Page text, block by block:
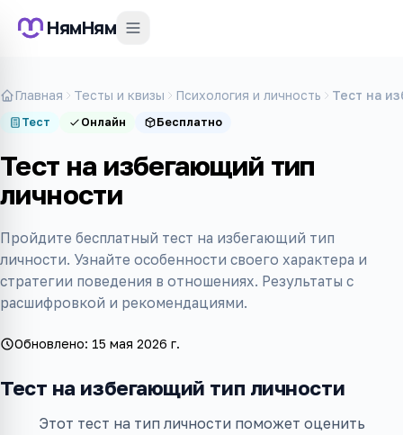
НямНям
Главная Тесты и квизы Психология и личность Тест на
Тест Онлайн Бесплатно
Тест на избегающий тип
личности
Пройдите бесплатный тест на избегающий тип
личности. Узнайте особенности своего характера и
стратегии поведения в отношениях. Результаты с
расшифровкой и рекомендациями.
Обновлено: 15 мая 2026 г.
Тест на избегающий тип личности
Этот тест на тип личности поможет оценить